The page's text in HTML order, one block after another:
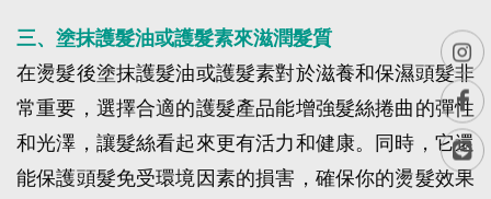
三、塗抹護髮油或護髮素來滋潤髮質
在燙髮後塗抹護髮油或護髮素對於滋養和保濕頭髮非
常重要，選擇合適的護髮產品能增強髮絲捲曲的彈性
和光澤，讓髮絲看起來更有活力和健康。同時，它還
能保護頭髮免受環境因素的損害，確保你的燙髮效果